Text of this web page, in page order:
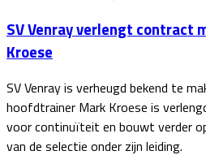
SV Venray verlengt contract
Kroese
SV Venray is verheugd bekend te
hoofdtrainer Mark Kroese is
voor continuïteit en bouwt verder
van de selectie onder zijn leiding.